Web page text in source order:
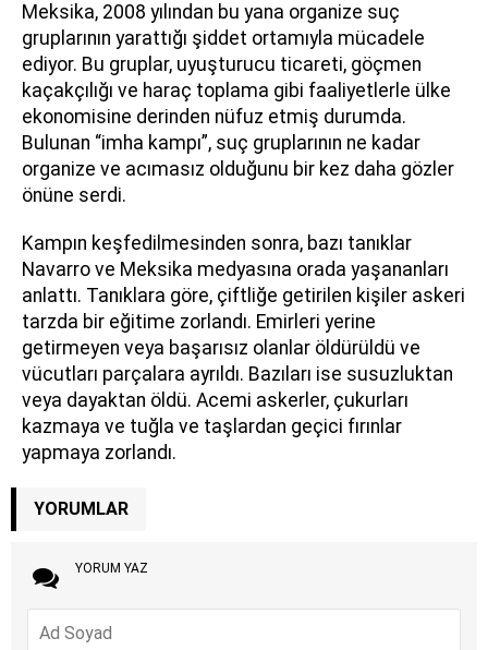
Meksika, 2008 yılından bu yana organize suç
gruplarının yarattığı şiddet ortamıyla mücadele
ediyor. Bu gruplar, uyuşturucu ticareti, göçmen
kaçakçılığı ve haraç toplama gibi faaliyetlerle ülke
ekonomisine derinden nüfuz etmiş durumda.
Bulunan “imha kampı”, suç gruplarının ne kadar
organize ve acımasız olduğunu bir kez daha gözler
önüne serdi.
Kampın keşfedilmesinden sonra, bazı tanıklar
Navarro ve Meksika medyasına orada yaşananları
anlattı. Tanıklara göre, çiftliğe getirilen kişiler askeri
tarzda bir eğitime zorlandı. Emirleri yerine
getirmeyen veya başarısız olanlar öldürüldü ve
vücutları parçalara ayrıldı. Bazıları ise susuzluktan
veya dayaktan öldü. Acemi askerler, çukurları
kazmaya ve tuğla ve taşlardan geçici fırınlar
yapmaya zorlandı.
YORUMLAR
YORUM YAZ